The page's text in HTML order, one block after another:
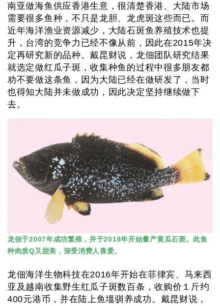
南亚做海鱼供应香港生意，很清楚香港、大陆市场
需要很多鱼种，不只是龙胆、龙虎斑这些而已。而
近年海洋渔业资源减少，大陆石斑鱼养殖技术也提
升，台湾的竞争力已经不像从前，因此在2015年决
定再研究新的品种。戴昆财说，龙佃团队研究结果
就选定做红瓜子斑，收集种鱼的过程中很多朋友都
劝不要做这条鱼，因为大陆已经在做研发了，当时
也得知大陆并未做成功，因此决定坚持继续做下
去。
龙佃于2007年成功繁殖，并于2018年开始量产黄瓜石斑。此鱼
种肉质Q又甜美，深受消费人喜爱。
龙佃海洋生物科技在2016年开始在菲律宾、马来西
亚及越南收集野生红瓜子斑数百条，收购价１斤约
400元港币，并在陆上鱼塭驯养成功。戴昆财说，